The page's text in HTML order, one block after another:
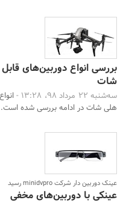
بررسی انواع دوربین‌های
شات
سه‌شنبه 22 مرداد 98، 13:28 -
هلی شات در ادامه بررسی شده است.
عینک دوربین دار شرکت minidvpro رسید
عینکی با دوربین‌های مخفی